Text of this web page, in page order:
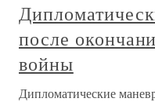
после
войны
Дипломатические